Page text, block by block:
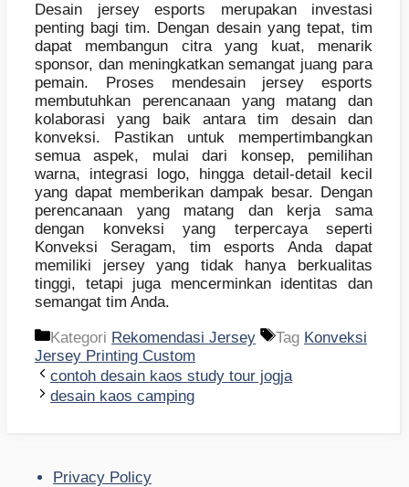
Desain jersey esports merupakan investasi
penting bagi tim. Dengan desain yang tepat, tim
dapat membangun citra yang kuat, menarik
sponsor, dan meningkatkan semangat juang para
pemain. Proses mendesain jersey esports
membutuhkan perencanaan yang matang dan
kolaborasi yang baik antara tim desain dan
konveksi. Pastikan untuk mempertimbangkan
semua aspek, mulai dari konsep, pemilihan
warna, integrasi logo, hingga detail-detail kecil
yang dapat memberikan dampak besar. Dengan
perencanaan yang matang dan kerja sama
dengan konveksi yang terpercaya seperti
Konveksi Seragam, tim esports Anda dapat
memiliki jersey yang tidak hanya berkualitas
tinggi, tetapi juga mencerminkan identitas dan
semangat tim Anda.
Kategori Rekomendasi Jersey Tag Konveksi
Jersey Printing Custom
contoh desain kaos study tour jogja
desain kaos camping
Privacy Policy